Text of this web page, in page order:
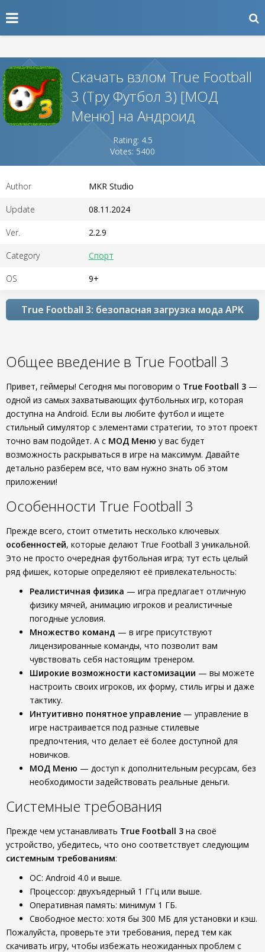
Скачать взлом True Football
3 (Тру Футбол 3) [МОД
Меню] на Андроид
Rating: 4.5
Votes: 5400
Author MKR Studio
Update 08.11.2024
Ver. 2.2.9
Category Спорт
OS 9+
True Football 3: безопасная загрузка мода APK
Общее введение в True Football 3
Привет, геймеры! Сегодня мы поговорим о True Football 3 —
одной из самых захватывающих футбольных игр, которая
доступна на Android. Если вы любите футбол и ищете
стильный симулятор с элементами стратегии, то этот проект
точно вам подойдет. А с МОД Меню у вас будет
возможность раскрываться в игре на максимум. Давайте
детально разберем все, что вам нужно знать об этом
приложении!
Особенности True Football 3
Прежде всего, стоит отметить несколько ключевых
особенностей, которые делают True Football 3 уникальной.
Это не просто очередная футбольная игра; тут есть целый
ряд фишек, которые определяют её привлекательность:
Реалистичная физика — игра предлагает отличную
физику мячей, анимацию игроков и реалистичные
погодные условия.
Множество команд — в игре присутствуют
лицензированные команды, что позволит вам
чувствовать себя настоящим тренером.
Широкие возможности кастомизации — вы можете
настроить своих игроков, их форму, стиль игры и даже
тактику.
Интуитивно понятное управление — управление в
игре настраивается под разные стилевые
предпочтения, что делает её более доступной для
новичков.
МОД Меню — доступ к дополнительным ресурсам, без
необходимости задействовать реальные деньги.
Системные требования
Прежде чем устанавливать True Football 3 на своё
устройство, убедитесь, что оно соответствует следующим
системным требованиям:
ОС: Android 4.0 и выше.
Процессор: двухъядерный 1 ГГц или выше.
Оперативная память: минимум 1 ГБ.
Свободное место: хотя бы 300 МБ для установки и кэш.
Пожалуйста, проверьте эти требования, перед тем как
скачивать игру, чтобы избежать неожиданных проблем с